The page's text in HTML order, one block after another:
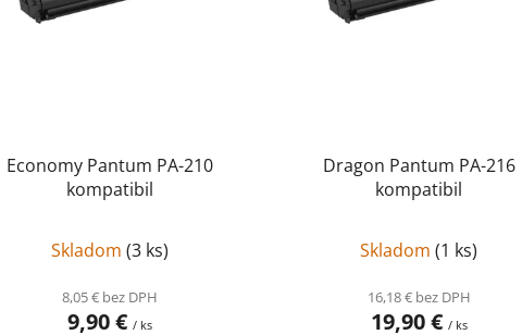
Economy Pantum PA-210
kompatibil
Skladom (3 ks)
8,05 € bez DPH
9,90 € / ks
Dragon Pantum PA-216
kompatibil
Skladom(1 ks)
16,18 € bez DPH
19,90 € / ks